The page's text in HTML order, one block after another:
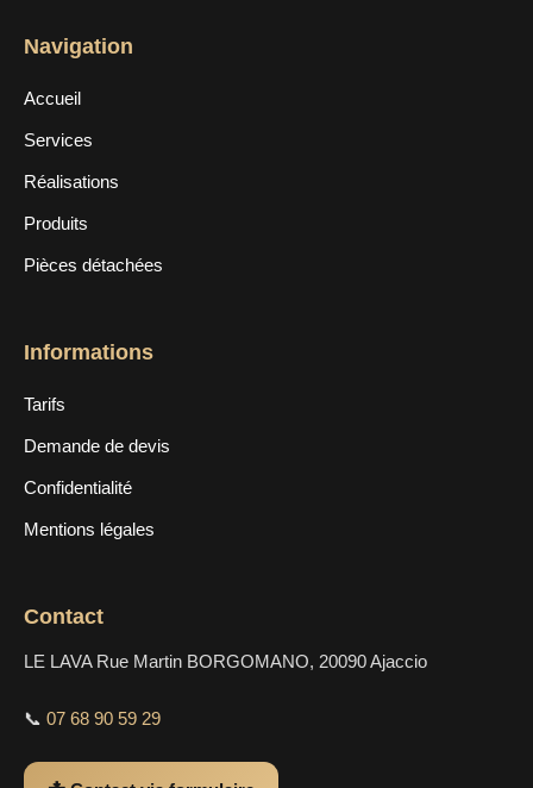
Navigation
Accueil
Services
Réalisations
Produits
Pièces détachées
Informations
Tarifs
Demande de devis
Confidentialité
Mentions légales
Contact
LE LAVA Rue Martin BORGOMANO, 20090 Ajaccio
📞 07 68 90 59 29